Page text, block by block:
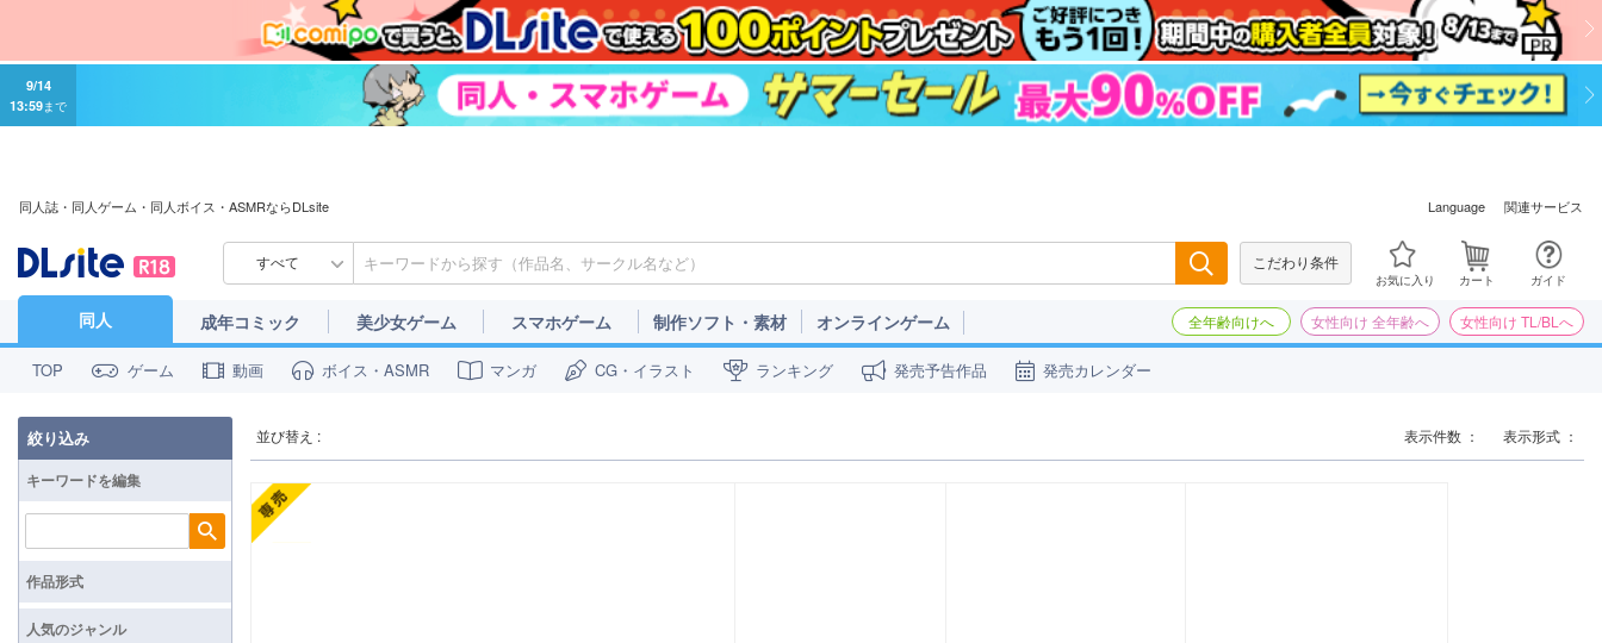
9/14
13:59まで
同人誌・同人ゲーム・同人ボイス・ASMRならDLsite Language 関連サービス
すべて こだわり条件
お気に入り カート ガイド
同人 成年コミック 美少女ゲーム スマホゲーム 制作ソフト・素材 オンラインゲーム 全年齢向けへ 女性向け 全年齢へ 女性向け TL/BLへ
TOP ゲーム 動画 ボイス・ASMR マンガ CG・イラスト ランキング 発売予告作品 発売カレンダー
並び替え : 表示形式 ：
表示件数 ：
絞り込み
キーワードを編集
検索
作品形式
人気のジャンル